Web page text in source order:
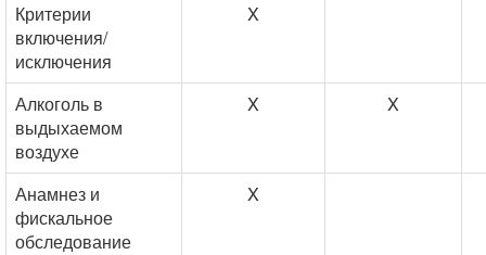
Критерии
включения/
исключения
X
Алкоголь в
выдыхаемом
воздухе
X X
Анамнез и
фискальное
обследование
X